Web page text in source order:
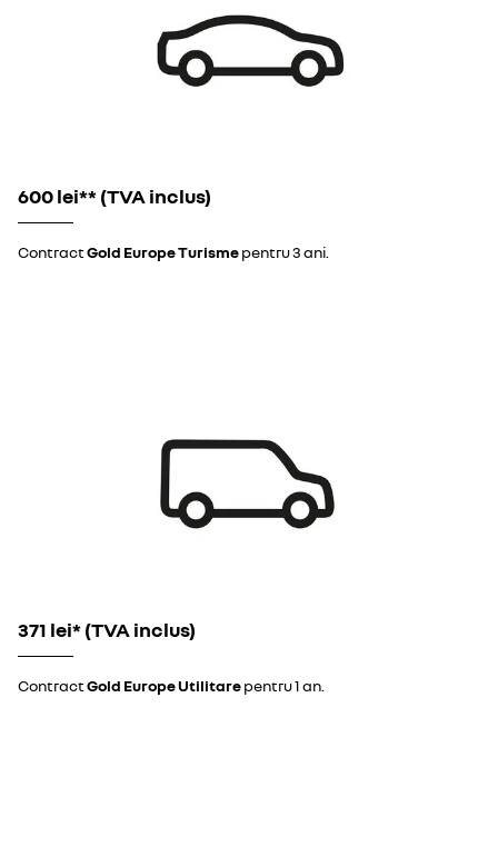
600 lei** (TVA inclus)
ContractGold Europe Turismepentru 3 ani.
371 lei* (TVA inclus)
ContractGold Europe Utilitarepentru 1 an.